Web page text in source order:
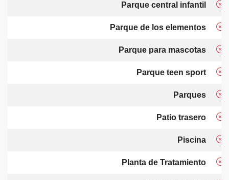
Parque central infantil
Parque de los elementos
Parque para mascotas
Parque teen sport
Parques
Patio trasero
Piscina
Planta de Tratamiento